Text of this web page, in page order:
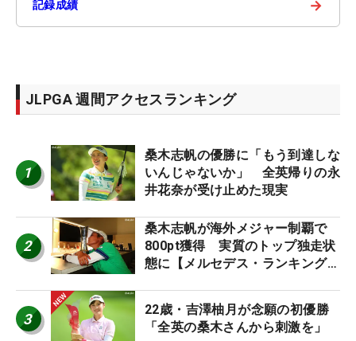
記録成績 →
JLPGA 週間アクセスランキング
1
桑木志帆の優勝に「もう到達しな
いんじゃないか」 全英帰りの永
井花奈が受け止めた現実
2
桑木志帆が海外メジャー制覇で
800pt獲得 実質のトップ独走状
態に【メルセデス・ランキング番
3
22歳・吉澤柚月が念願の初優勝
「全英の桑木さんから刺激を」